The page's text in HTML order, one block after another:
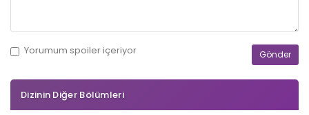
Yorumum spoileriçeriyor
Dizinin Diğer Bölümleri